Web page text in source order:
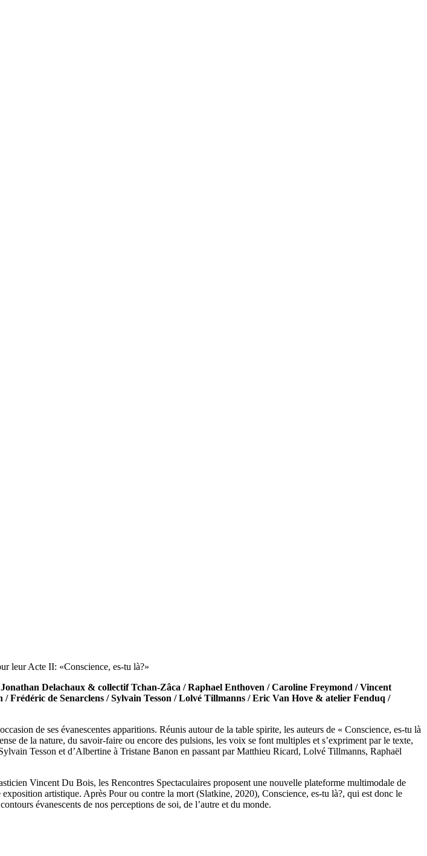
leur Acte II: «Conscience, es-tu là?»
Delachaux & collectif Tchan-Zâca / Raphael Enthoven / Caroline Freymond / Vincent
de Senarclens / Sylvain Tesson / Lolvé Tillmanns / Eric Van Hove & atelier Fenduq /
de ses évanescentes apparitions. Réunis autour de la table spirite, les auteurs de « Conscience, es-tu là
de la nature, du savoir-faire ou encore des pulsions, les voix se font multiples et s’expriment par le texte,
Tesson et d’Albertine à Tristane Banon en passant par Matthieu Ricard, Lolvé Tillmanns, Raphaël
Vincent Du Bois, les Rencontres Spectaculaires proposent une nouvelle plateforme multimodale de
artistique. Après Pour ou contre la mort (Slatkine, 2020), Conscience, es-tu là?, qui est donc le
évanescents de nos perceptions de soi, de l’autre et du monde.